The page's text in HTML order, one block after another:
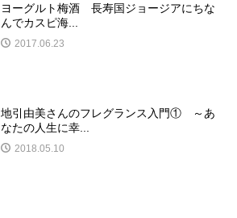
ヨーグルト梅酒 長寿国ジョージアにちな
んでカスピ海...
2017.06.23
地引由美さんのフレグランス入門① ～あ
なたの人生に幸...
2018.05.10